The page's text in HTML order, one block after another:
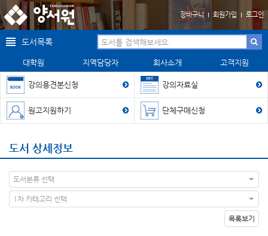
장바구니 회원가입 로그인
도서목록
대학원 지역담당자 회사소개 고객지원
강의용견본신청 강의자료실
원고지원하기 단체구매신청
도서 상세정보
도서분류 선택
1차 카테고리 선택
목록보기